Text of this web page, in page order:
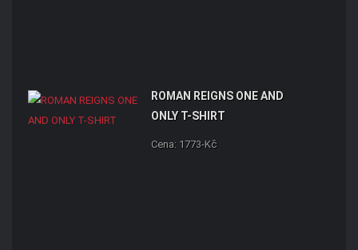
ROMAN REIGNS ONE AND
ONLY T-SHIRT
Cena: 1773-Kč